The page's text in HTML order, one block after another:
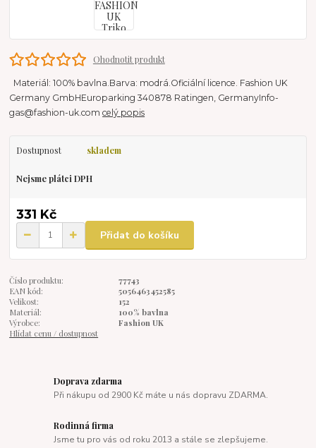
Ohodnotit produkt
Materiál: 100% bavlna.Barva: modrá.Oficiální licence. Fashion UK
Germany GmbHEuroparking 340878 Ratingen, GermanyInfo-
gas@fashion-uk.comcelý popis
Dostupnost skladem
Nejsme plátci DPH
331 Kč
Přidat do košíku
Číslo produktu:
77743
EAN kód:
5056463452585
Velikost:
152
Materiál:
100% bavlna
Výrobce:
Fashion UK
Hlídat cenu / dostupnost
Doprava zdarma
Při nákupu od 2900 Kč máte u nás dopravu ZDARMA.
Rodinná firma
Jsme tu pro vás od roku 2013 a stále se zlepšujeme.